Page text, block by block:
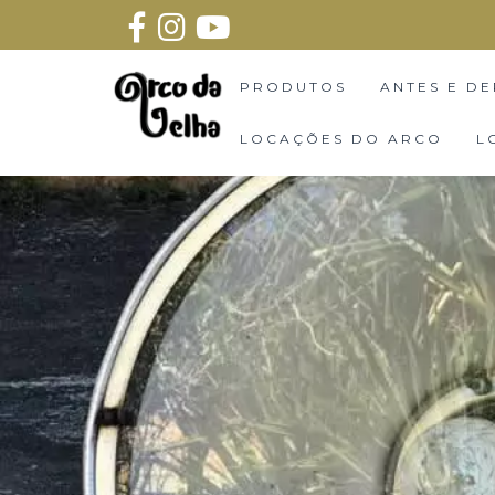
PRODUTOS ANTES E
LOCAÇÕES DO ARCO